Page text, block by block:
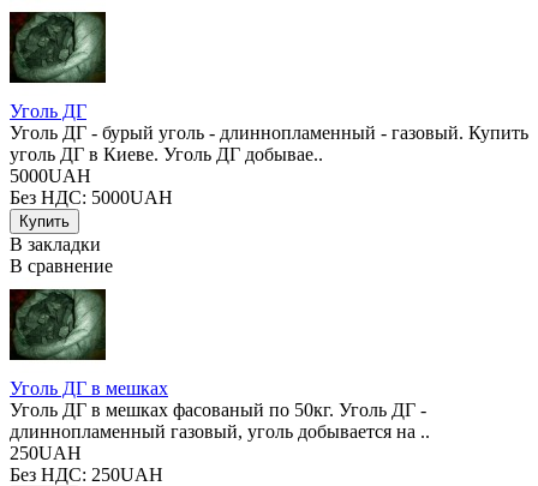
Уголь ДГ
Уголь ДГ - бурый уголь - длиннопламенный - газовый. Купить
уголь ДГ в Киеве. Уголь ДГ добывае..
5000UAH
Без НДС: 5000UAH
В закладки
В сравнение
Уголь ДГ в мешках
Уголь ДГ в мешках фасованый по 50кг. Уголь ДГ -
длиннопламенный газовый, уголь добывается на ..
250UAH
Без НДС: 250UAH